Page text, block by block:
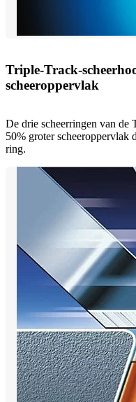
Triple-Track-
scheeroppervlak
De drie scheerringen van de
50% groter scheeroppervlak
ring.